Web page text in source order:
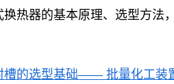
热器的基本原理、选型方法
槽的选型基础—— 批量化工装